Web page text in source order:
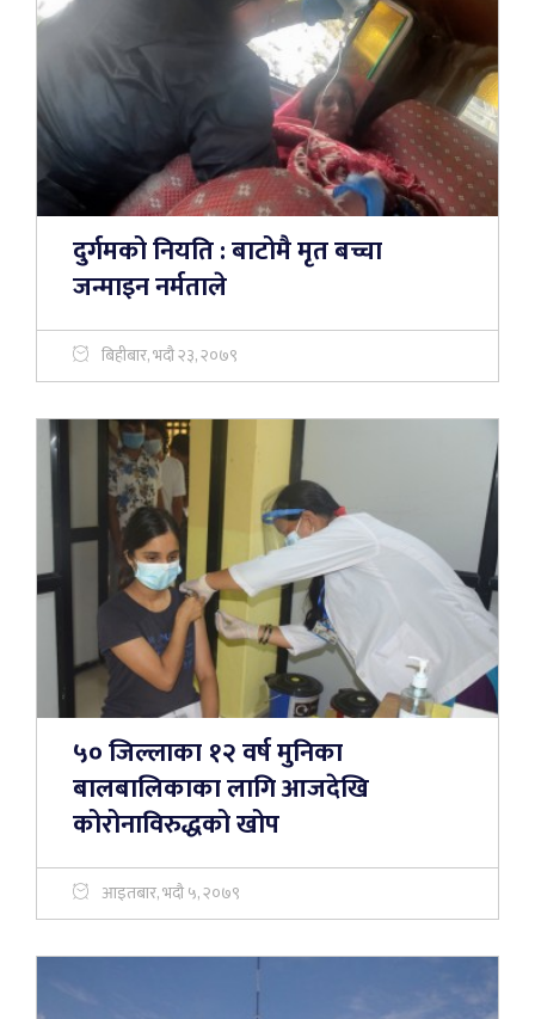
दुर्गमको नियति : बाटोमै मृत बच्चा
जन्माइन नर्मताले
बिहीबार, भदौ २३, २०७९
५० जिल्लाका १२ वर्ष मुनिका
बालबालिकाका लागि आजदेखि
कोरोनाविरुद्धको खोप
आइतबार, भदौ ५, २०७९